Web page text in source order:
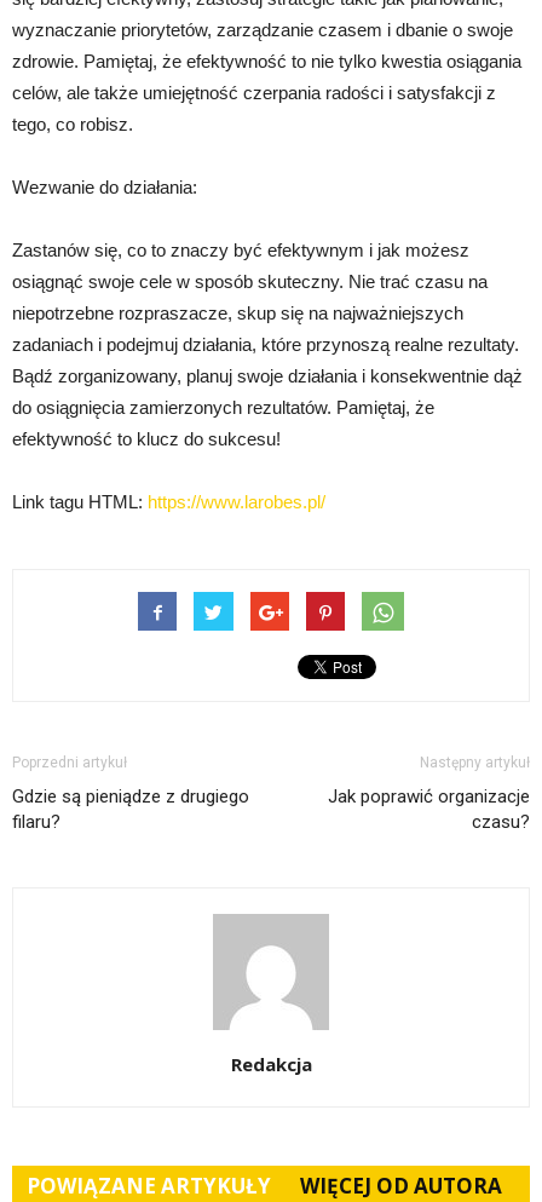
wyznaczanie priorytetów, zarządzanie czasem i dbanie o swoje
zdrowie. Pamiętaj, że efektywność to nie tylko kwestia osiągania
celów, ale także umiejętność czerpania radości i satysfakcji z
tego, co robisz.
Wezwanie do działania:
Zastanów się, co to znaczy być efektywnym i jak możesz
osiągnąć swoje cele w sposób skuteczny. Nie trać czasu na
niepotrzebne rozpraszacze, skup się na najważniejszych
zadaniach i podejmuj działania, które przynoszą realne rezultaty.
Bądź zorganizowany, planuj swoje działania i konsekwentnie dąż
do osiągnięcia zamierzonych rezultatów. Pamiętaj, że
efektywność to klucz do sukcesu!
Link tagu HTML: https://www.larobes.pl/
Poprzedni artykuł
Gdzie są pieniądze z drugiego
filaru?
Następny artykuł
Jak poprawić organizacje
czasu?
Redakcja
POWIĄZANE ARTYKUŁY WIĘCEJ OD AUTORA